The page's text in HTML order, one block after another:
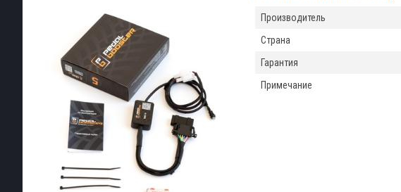
Производитель
Страна
Гарантия
Примечание